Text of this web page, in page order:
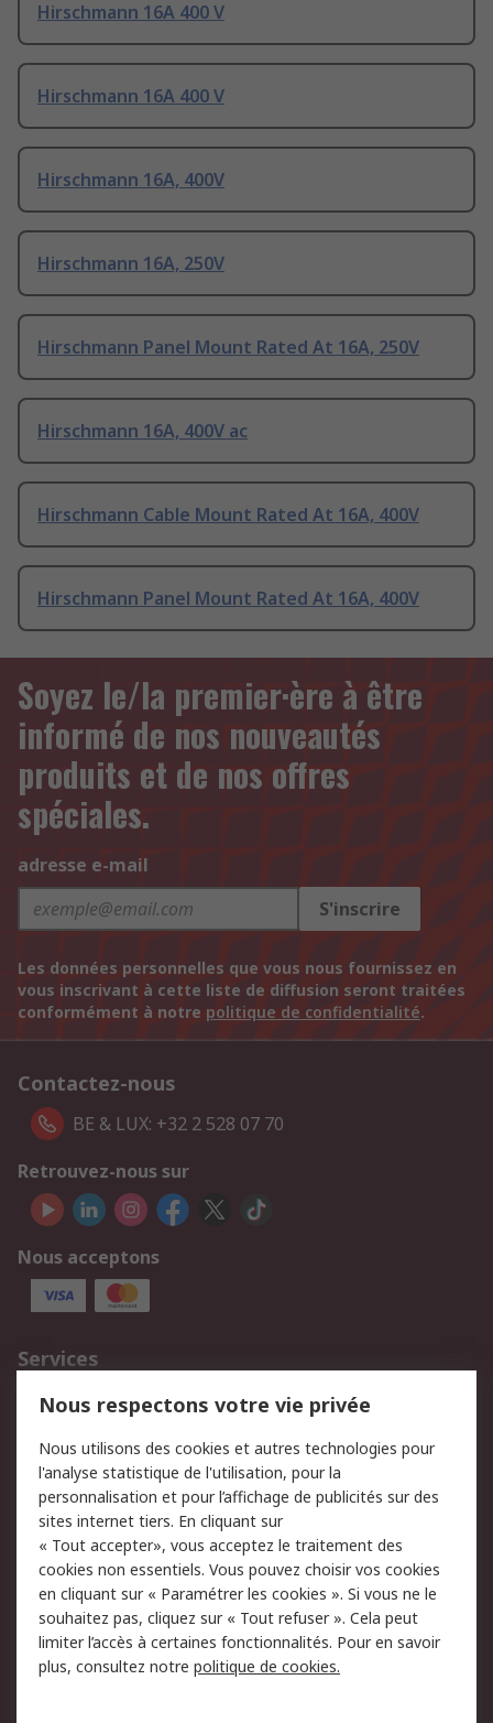
Hirschmann 16A 400 V
Hirschmann 16A 400 V
Hirschmann 16A, 400V
Hirschmann 16A, 250V
Hirschmann Panel Mount Rated At 16A, 250V
Hirschmann 16A, 400V ac
Hirschmann Cable Mount Rated At 16A, 400V
Hirschmann Panel Mount Rated At 16A, 400V
Soyez le/la premier·ère à être
informé de nos nouveautés
produits et de nos offres
spéciales.
adresse e-mail
S'inscrire
Les données personnelles que vous nous fournissez en
vous inscrivant à cette liste de diffusion seront traitées
conformément à notre politique de confidentialité.
Contactez-nous
BE & LUX: +32 2 528 07 70
Retrouvez-nous sur
Nous acceptons
Services
750.000 produits
2.500 marques
Retours
Support technique
Track & trace
Legal
Politique de cookies
Sécurité des e-mails
Politique de protection
des données - Mise à
jour
Conditions générales
de vente
Nous respectons votre vie privée
Nous utilisons des cookies et autres technologies pour
l'analyse statistique de l'utilisation, pour la
personnalisation et pour l’affichage de publicités sur des
sites internet tiers. En cliquant sur
« Tout accepter», vous acceptez le traitement des
cookies non essentiels. Vous pouvez choisir vos cookies
en cliquant sur « Paramétrer les cookies ». Si vous ne le
souhaitez pas, cliquez sur « Tout refuser ». Cela peut
limiter l’accès à certaines fonctionnalités. Pour en savoir
plus, consultez notre politique de cookies.